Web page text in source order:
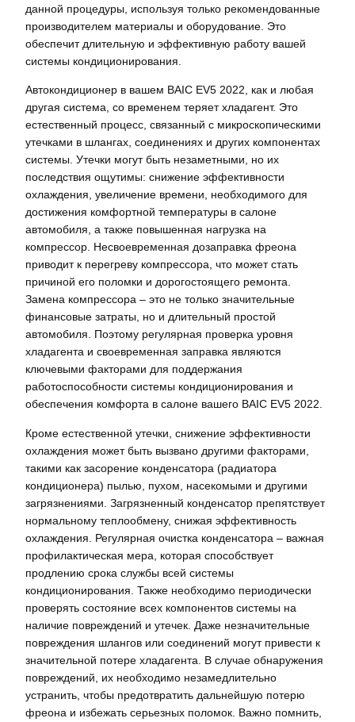
данной процедуры, используя только рекомендованные
производителем материалы и оборудование. Это
обеспечит длительную и эффективную работу вашей
системы кондиционирования.
Автокондиционер в вашем BAIC EV5 2022, как и любая
другая система, со временем теряет хладагент. Это
естественный процесс, связанный с микроскопическими
утечками в шлангах, соединениях и других компонентах
системы. Утечки могут быть незаметными, но их
последствия ощутимы: снижение эффективности
охлаждения, увеличение времени, необходимого для
достижения комфортной температуры в салоне
автомобиля, а также повышенная нагрузка на
компрессор. Несвоевременная дозаправка фреона
приводит к перегреву компрессора, что может стать
причиной его поломки и дорогостоящего ремонта.
Замена компрессора – это не только значительные
финансовые затраты, но и длительный простой
автомобиля. Поэтому регулярная проверка уровня
хладагента и своевременная заправка являются
ключевыми факторами для поддержания
работоспособности системы кондиционирования и
обеспечения комфорта в салоне вашего BAIC EV5 2022.
Кроме естественной утечки, снижение эффективности
охлаждения может быть вызвано другими факторами,
такими как засорение конденсатора (радиатора
кондиционера) пылью, пухом, насекомыми и другими
загрязнениями. Загрязненный конденсатор препятствует
нормальному теплообмену, снижая эффективность
охлаждения. Регулярная очистка конденсатора – важная
профилактическая мера, которая способствует
продлению срока службы всей системы
кондиционирования. Также необходимо периодически
проверять состояние всех компонентов системы на
наличие повреждений и утечек. Даже незначительные
повреждения шлангов или соединений могут привести к
значительной потере хладагента. В случае обнаружения
повреждений, их необходимо незамедлительно
устранить, чтобы предотвратить дальнейшую потерю
фреона и избежать серьезных поломок. Важно помнить,